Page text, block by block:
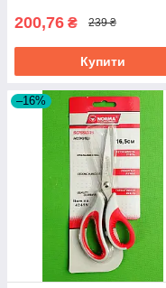
200,76 ₴ 239 ₴
Купити
–16%